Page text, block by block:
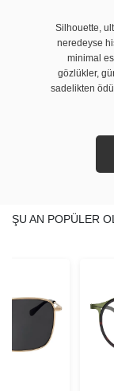
Silhouette,
neredeyse
minimal
gözlükler,
sadelikten
ŞU AN POPÜLER